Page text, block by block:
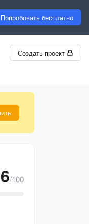
Попробовать бесплатно
Создать проект
/100